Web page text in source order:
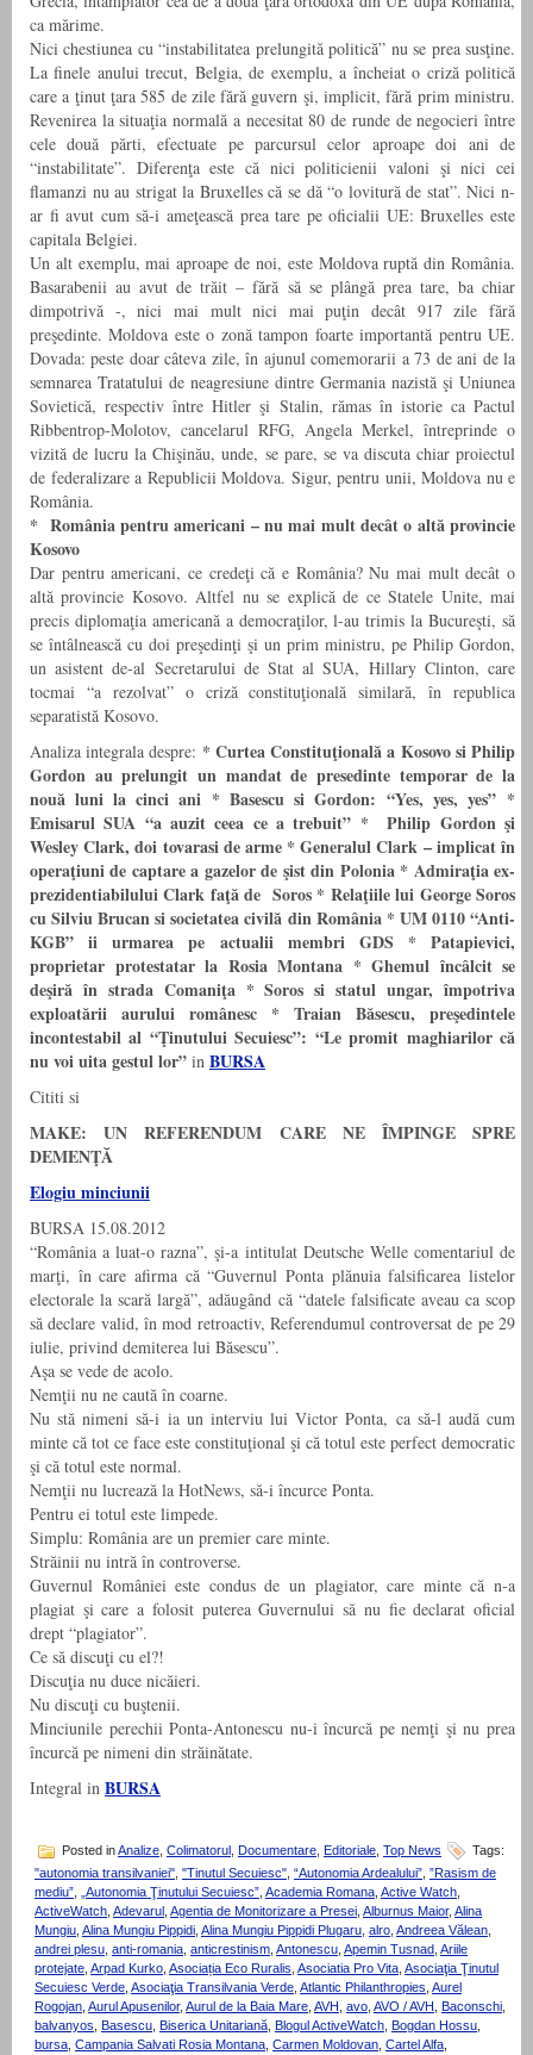
ca mărime.
Nici chestiunea cu “instabilitatea prelungită politică” nu se prea susţine.
La finele anului trecut, Belgia, de exemplu, a încheiat o criză politică
care a ţinut ţara 585 de zile fără guvern şi, implicit, fără prim ministru.
Revenirea la situaţia normală a necesitat 80 de runde de negocieri între
cele două părti, efectuate pe parcursul celor aproape doi ani de
“instabilitate”. Diferenţa este că nici politicienii valoni şi nici cei
flamanzi nu au strigat la Bruxelles că se dă “o lovitură de stat”. Nici n-
ar fi avut cum să-i ameţească prea tare pe oficialii UE: Bruxelles este
capitala Belgiei.
Un alt exemplu, mai aproape de noi, este Moldova ruptă din România.
Basarabenii au avut de trăit – fără să se plângă prea tare, ba chiar
dimpotrivă -, nici mai mult nici mai puţin decât 917 zile fără
preşedinte. Moldova este o zonă tampon foarte importantă pentru UE.
Dovada: peste doar câteva zile, în ajunul comemorarii a 73 de ani de la
semnarea Tratatului de neagresiune dintre Germania nazistă şi Uniunea
Sovietică, respectiv între Hitler şi Stalin, rămas în istorie ca Pactul
Ribbentrop-Molotov, cancelarul RFG, Angela Merkel, întreprinde o
vizită de lucru la Chişinău, unde, se pare, se va discuta chiar proiectul
de federalizare a Republicii Moldova. Sigur, pentru unii, Moldova nu e
România.
* România pentru americani – nu mai mult decât o altă provincie
Kosovo
Dar pentru americani, ce credeţi că e România? Nu mai mult decât o
altă provincie Kosovo. Altfel nu se explică de ce Statele Unite, mai
precis diplomaţia americană a democraţilor, l-au trimis la Bucureşti, să
se întâlnească cu doi preşedinţi şi un prim ministru, pe Philip Gordon,
un asistent de-al Secretarului de Stat al SUA, Hillary Clinton, care
tocmai “a rezolvat” o criză constituţională similară, în republica
separatistă Kosovo.
Analiza integrala despre: * Curtea Constituţională a Kosovo si Philip
Gordon au prelungit un mandat de presedinte temporar de la
nouă luni la cinci ani * Basescu si Gordon: “Yes, yes, yes” *
Emisarul SUA “a auzit ceea ce a trebuit” * Philip Gordon şi
Wesley Clark, doi tovarasi de arme * Generalul Clark – implicat în
operaţiuni de captare a gazelor de şist din Polonia * Admiraţia ex-
prezidentiabilului Clark faţă de Soros * Relaţiile lui George Soros
cu Silviu Brucan si societatea civilă din România * UM 0110 “Anti-
KGB” ii urmarea pe actualii membri GDS * Patapievici,
proprietar protestatar la Rosia Montana * Ghemul încâlcit se
deşiră în strada Comaniţa *Soros si statul ungar, împotriva
exploatării aurului românesc * Traian Băsescu, preşedintele
incontestabil al “Ţinutului Secuiesc”: “Le promit maghiarilor că
nu voi uita gestul lor” in BURSA
Cititi si
MAKE: UN REFERENDUM CARE NE ÎMPINGE SPRE
DEMENŢĂ
Elogiu minciunii
BURSA 15.08.2012
“România a luat-o razna”, şi-a intitulat Deutsche Welle comentariul de
marţi, în care afirma că “Guvernul Ponta plănuia falsificarea listelor
electorale la scară largă”, adăugând că “datele falsificate aveau ca scop
să declare valid, în mod retroactiv, Referendumul controversat de pe 29
iulie, privind demiterea lui Băsescu”.
Aşa se vede de acolo.
Nemţii nu ne caută în coarne.
Nu stă nimeni să-i ia un interviu lui Victor Ponta, ca să-l audă cum
minte că tot ce face este constituţional şi că totul este perfect democratic
şi că totul este normal.
Nemţii nu lucrează la HotNews, să-i încurce Ponta.
Pentru ei totul este limpede.
Simplu: România are un premier care minte.
Străinii nu intră în controverse.
Guvernul României este condus de un plagiator, care minte că n-a
plagiat şi care a folosit puterea Guvernului să nu fie declarat oficial
drept “plagiator”.
Ce să discuţi cu el?!
Discuţia nu duce nicăieri.
Nu discuţi cu buştenii.
Minciunile perechii Ponta-Antonescu nu-i încurcă pe nemţi şi nu prea
încurcă pe nimeni din străinătate.
Integral in BURSA
Posted inAnalize Colimatorul Documentare Editoriale Top News
Tags:
"autonomia transilvaniei", "Tinutul Secuiesc", “Autonomia Ardealului”, ”Rasism de
mediu”, „Autonomia Ţinutului Secuiesc”, Academia Romana, Active Watch,
ActiveWatch, Adevarul , Agentia de Monitorizare a Presei, Alburnus Maior, Alina
Mungiu, Alina Mungiu Pippidi, Alina Mungiu Pippidi Plugaru, alro, Andreea Vălean,
andrei plesu, anti-romania, anticrestinism, Antonescu, Apemin Tusnad, Ariile
protejate, Arpad Kurko, Asociația Eco Ruralis, Asociatia Pro Vita, Asociaţia Ţinutul
Secuiesc Verde, Asociaţia Transilvania Verde, Atlantic Philanthropies, Aurel
Rogojan, Aurul Apusenilor, Aurul de la Baia Mare, AVH , avo, AVO / AVH , Baconschi,
balvanyos, Basescu, Biserica Unitariană, Blogul ActiveWatch, Bogdan Hossu,
bursa, Campania Salvati Rosia Montana, Carmen Moldovan, Cartel Alfa,